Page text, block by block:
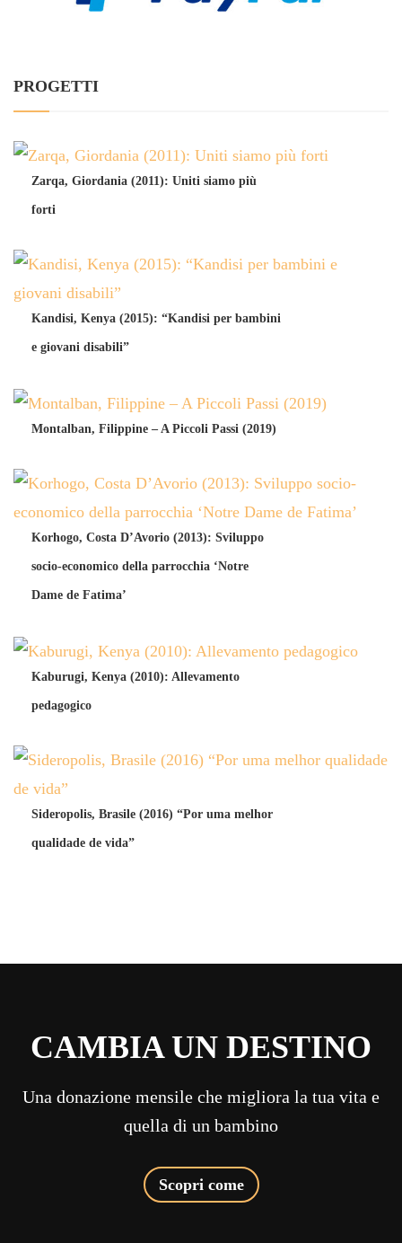
PROGETTI
Zarqa, Giordania (2011): Uniti siamo più
forti
Kandisi, Kenya (2015): “Kandisi per bambini
e giovani disabili”
Montalban, Filippine – A Piccoli Passi (2019)
Korhogo, Costa D’Avorio (2013): Sviluppo
socio-economico della parrocchia ‘Notre
Dame de Fatima’
Kaburugi, Kenya (2010): Allevamento
pedagogico
Sideropolis, Brasile (2016) “Por uma melhor
qualidade de vida”
CAMBIA UN DESTINO
Una donazione mensile che migliora la tua vita e
quella di un bambino
Scopri come